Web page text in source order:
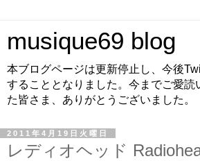
musique69 blog
本ブログページは更新停止し、今後
することとなりました。今までご愛読
た皆さま、ありがとうございました。
2011年4月19日火曜日
レディオヘッド